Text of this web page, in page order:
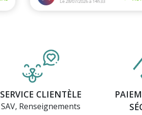
SERVICE CLIENTÈLE
SAV, Renseignements